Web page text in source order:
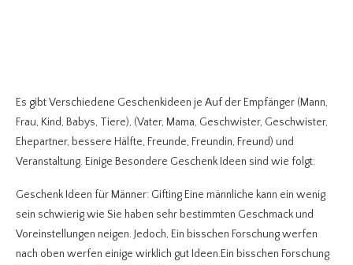
Es gibt Verschiedene Geschenkideen je Auf der Empfänger (Mann,
Frau, Kind, Babys, Tiere), (Vater, Mama, Geschwister, Geschwister,
Ehepartner, bessere Hälfte, Freunde, Freundin, Freund) und
Veranstaltung. Einige Besondere Geschenk Ideen sind wie folgt:
Geschenk Ideen für Männer: Gifting Eine männliche kann ein wenig
sein schwierig wie Sie haben sehr bestimmten Geschmack und
Voreinstellungen neigen. Jedoch, Ein bisschen Forschung werfen
nach oben werfen einige wirklich gut Ideen.Ein bisschen Forschung